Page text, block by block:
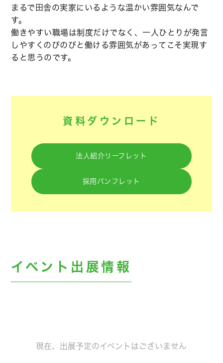
まるで田舎の実家にいるような温かい雰囲気なんで
す。
働きやすい職場は制度だけでなく、一人ひとりが発言
しやすくのびのびと働ける雰囲気があってこそ実現す
ると思うのです。
資料ダウンロード
法人紹介リーフレット
採用パンフレット
イベント出展情報
現在、出展予定のイベントはございません